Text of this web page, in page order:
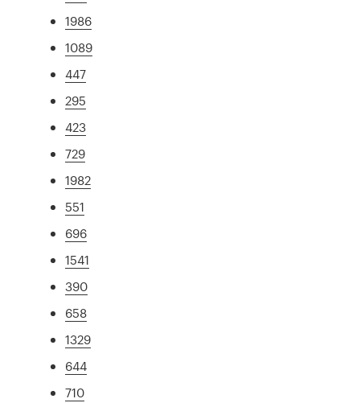
1986
1089
447
295
423
729
1982
551
696
1541
390
658
1329
644
710